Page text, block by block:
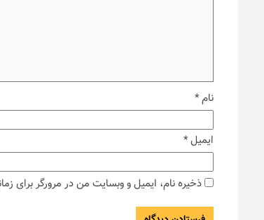
نام*
ایمیل*
ذخیره نام، ایمیل و وبسایت من در مرورگر برای